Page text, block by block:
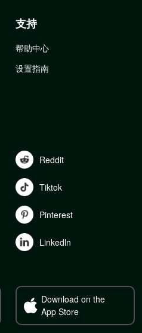
支持
帮助中心
设置指南
Reddit
Tiktok
Pinterest
Linkedln
Download on the
App Store